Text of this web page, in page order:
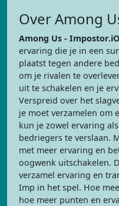
Over Among
Among Us - Impostor.iO
ervaring die je in een
plaatst tegen andere
om je rivalen te
uit te schakelen en je
Verspreid over het
je moet verzamelen om
kun je zowel ervaring
bedriegers te verslaan.
met meer ervaring en
oogwenk uitschakelen.
verzamel ervaring en
Imp in het spel. Hoe
hoe meer punten en